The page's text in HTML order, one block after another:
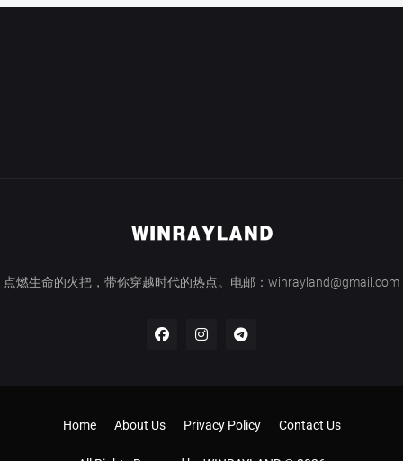
点燃生命的火把，带你穿越时代的热点。电邮：winrayland@gmail.com
Home About Us Privacy Policy Contact Us